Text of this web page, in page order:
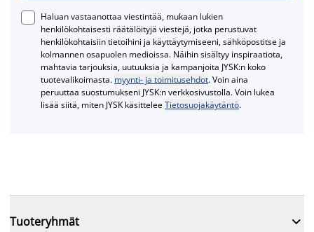
Haluan vastaanottaa viestintää, mukaan lukien
henkilökohtaisesti räätälöityjä viestejä, jotka perustuvat
henkilökohtaisiin tietoihini ja käyttäytymiseeni, sähköpostitse ja
kolmannen osapuolen medioissa. Näihin sisältyy inspiraatiota,
mahtavia tarjouksia, uutuuksia ja kampanjoita JYSK:n koko
tuotevalikoimasta. myynti- ja toimitusehdot. Voin aina
peruuttaa suostumukseni JYSK:n verkkosivustolla. Voin lukea
lisää siitä, miten JYSK käsitteleeTietosuojakäytäntö.
Tuoteryhmät 